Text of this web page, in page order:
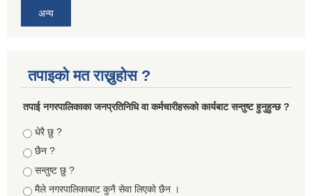
अन्य
तपाइको मत राख्नुहोस ?
तपा‌ई नगरपालिकाका जनप्रतिनिधि वा कर्मचारीहरूकाे कार्यबाट सन्तुष्ट हुनुहुन्छ ?
Choices
धेरै छु ?
छैन ?
सन्तुष्ट छु ?
मैले नगरपालिकाबाट कुनै सेवा लिएकाे छैन ।